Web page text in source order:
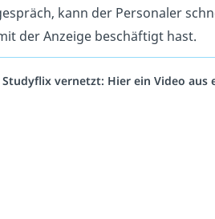
kann der Personaler
der Anzeige beschäftigt hast.
Studyflix vernetzt: Hier ein Video aus